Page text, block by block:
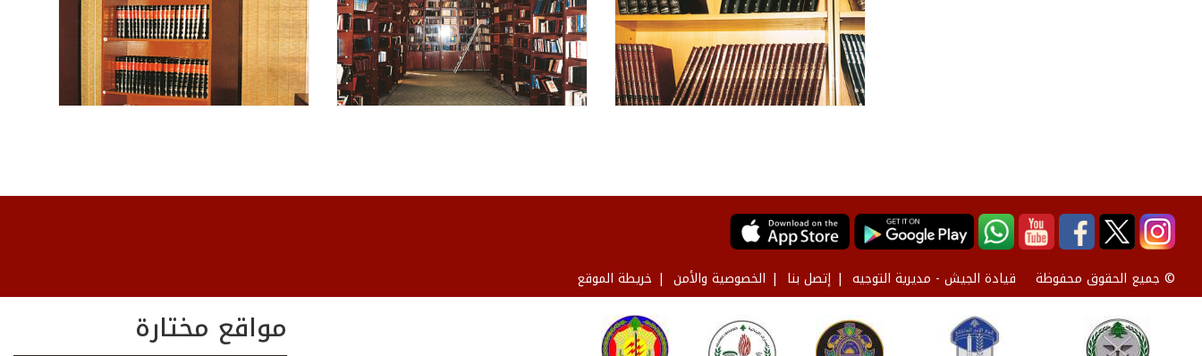
© جميع الحقوق محفوظة قيادة الجيش - مديرية التوجيه إتصل بنا الخصوصية والأمن خريطة الموقع
مواقع مختارة